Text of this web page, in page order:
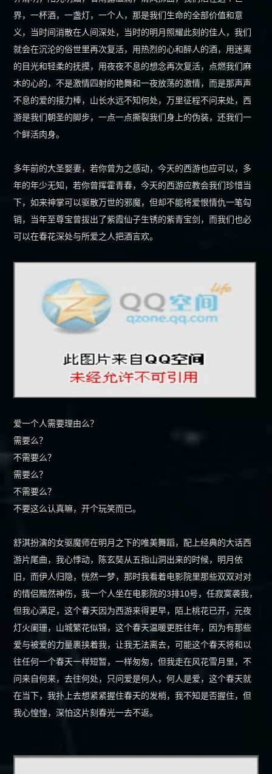
界，一杯酒，一盏灯，一个人，那是我们生命的全部价值和意
义，当时间消散在人间深处，当时的明月照耀此刻的佳人，我们
就会在沉沦的俗世里再次复活，用热烈的心和醉人的酒，用迷离
的目光和轻柔的抚摸，用夜夜不息的想念再次复活，点燃我们麻
木的心的，不是激情四射的艳舞和一夜放荡的激情，而是那声声
不息的爱的接力棒，山长水远不知何处，万里征程不问来处，西
游是我们朝圣的脚步，一点一点撕裂我们身上的伪装，还我们一
个鲜活肉身。
多年前的大圣娶妻，若你曾为之感动，今天的西游也应可以，多
年的年少无知，若你曾挥霍青春，今天的西游应教会我们珍惜当
下，如来神掌可以驱散万世的邪魔，但却不能将爱恨情仇一笔勾
销，当年至尊宝曾拔出了紫霞仙子生锈的紫青宝剑，而我们也必
可以在春花深处与所爱之人把酒言欢。
爱一个人需要理由么？
需要么？
不需要么？
需要么？
不需要么？
不要这么认真嘛，开个玩笑而已。
舒淇扮演的女驱魔师在明月之下的唯美舞蹈，配上经典的大话西
游片尾曲，我心悸动，陈玄奘从五指山洞出来的时候，明月依
旧，而伊人归隐，恍然一梦，那时我看着电影院里那些双双对对
的情侣黯然神伤，我一个人坐在电影院的3排10号，任寂寞袭我，
但我心满足，这个春天因为西游来得更早，陌上桃花已开，元夜
灯火阑珊，山城繁花似锦，这个春天温暖更胜往年，因为有那些
爱与被爱的力量裹挟着我，让我无法离去，可能这个春天将和以
往任何一个春天一样短暂，一样匆匆，但我走在风花雪月里，不
问来自何来，去往何处，只问爱是何人，何人是爱，这个春天就
在当下，我扑上去想紧紧握住春天的发梢，我不知是否握住，但
我心惶惶，深怕这片刻春光一去不返。